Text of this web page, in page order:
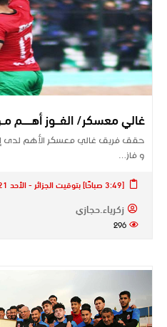
غالي معسكر/ الفـــوز أهــــــم
حقق فريق غالي معسكر الأهم لدى
و فاز…
[3:49 صباحًا] بتوقيت الجزائر - الأحد 21 ديسمبر 2025
زكرياء.حجازي
296